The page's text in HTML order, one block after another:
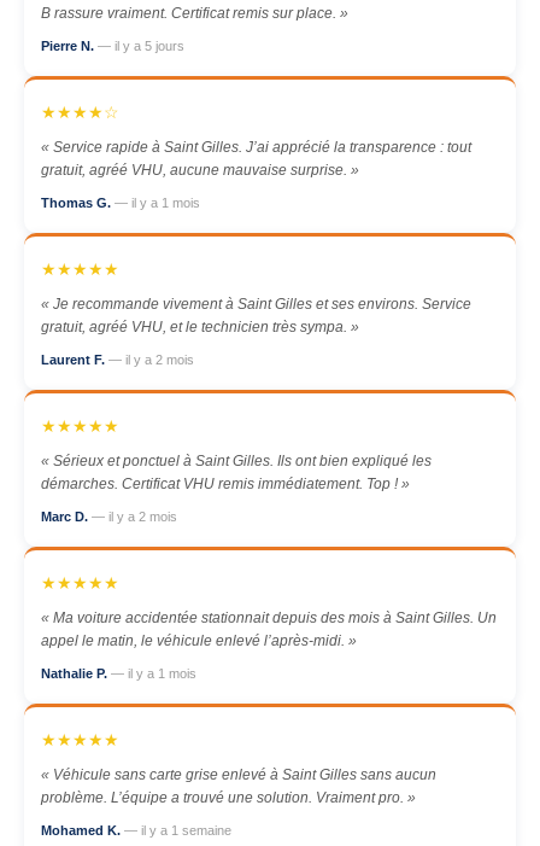
B rassure vraiment. Certificat remis sur place. »
Pierre N. — il y a 5 jours
★★★★☆
« Service rapide à Saint Gilles. J’ai apprécié la transparence : tout
gratuit, agréé VHU, aucune mauvaise surprise. »
Thomas G. — il y a 1 mois
★★★★★
« Je recommande vivement à Saint Gilles et ses environs. Service
gratuit, agréé VHU, et le technicien très sympa. »
Laurent F. — il y a 2 mois
★★★★★
« Sérieux et ponctuel à Saint Gilles. Ils ont bien expliqué les
démarches. Certificat VHU remis immédiatement. Top ! »
Marc D. — il y a 2 mois
★★★★★
« Ma voiture accidentée stationnait depuis des mois à Saint Gilles. Un
appel le matin, le véhicule enlevé l’après-midi. »
Nathalie P. — il y a 1 mois
★★★★★
« Véhicule sans carte grise enlevé à Saint Gilles sans aucun
problème. L’équipe a trouvé une solution. Vraiment pro. »
Mohamed K. — il y a 1 semaine